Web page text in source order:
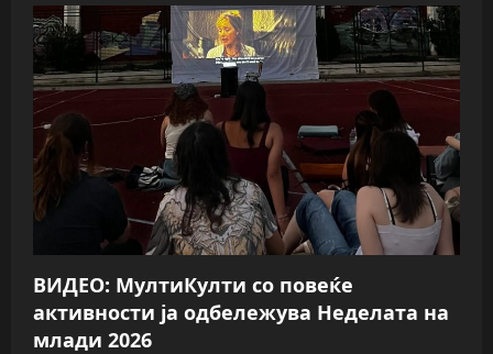
g
a
t
i
o
n
ВИДЕО: МултиКулти со повеќе
активности ја одбележува Неделата на
млади 2026